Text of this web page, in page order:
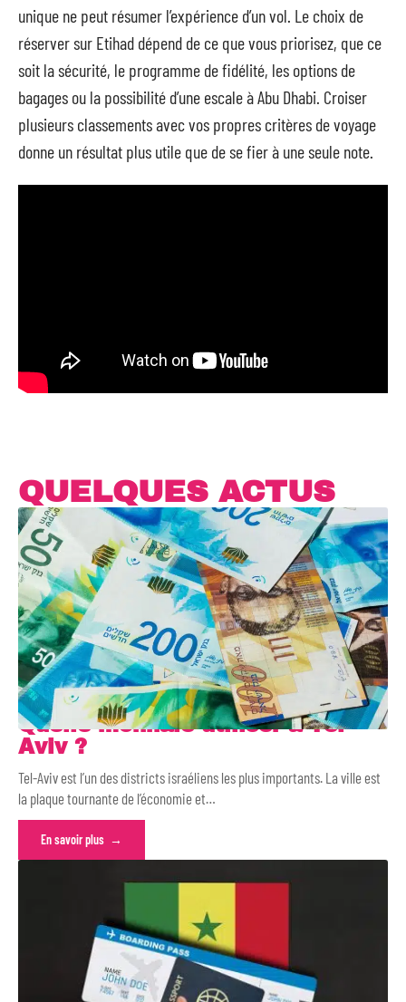
unique ne peut résumer l’expérience d’un vol. Le choix de
réserver sur Etihad dépend de ce que vous priorisez, que ce
soit la sécurité, le programme de fidélité, les options de
bagages ou la possibilité d’une escale à Abu Dhabi. Croiser
plusieurs classements avec vos propres critères de voyage
donne un résultat plus utile que de se fier à une seule note.
QUELQUES ACTUS
Quelle monnaie utiliser à Tel-
Aviv ?
Tel-Aviv est l’un des districts israéliens les plus importants. La ville est
la plaque tournante de l’économie et…
En savoir plus